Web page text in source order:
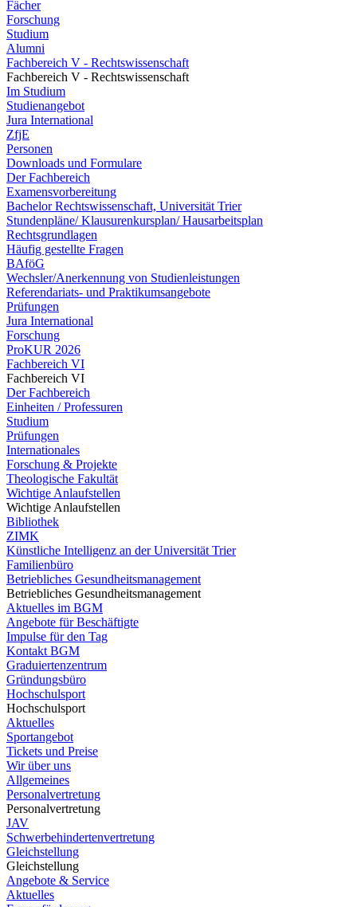
Fächer
Forschung
Studium
Alumni
Fachbereich V - Rechtswissenschaft
Fachbereich V - Rechtswissenschaft
Im Studium
Studienangebot
Jura International
ZfjE
Personen
Downloads und Formulare
Der Fachbereich
Examensvorbereitung
Bachelor Rechtswissenschaft, Universität Trier
Stundenpläne/ Klausurenkursplan/ Hausarbeitsplan
Rechtsgrundlagen
Häufig gestellte Fragen
BAföG
Wechsler/Anerkennung von Studienleistungen
Referendariats- und Praktikumsangebote
Prüfungen
Jura International
Forschung
ProKUR 2026
Fachbereich VI
Fachbereich VI
Der Fachbereich
Einheiten / Professuren
Studium
Prüfungen
Internationales
Forschung & Projekte
Theologische Fakultät
Wichtige Anlaufstellen
Wichtige Anlaufstellen
Bibliothek
ZIMK
Künstliche Intelligenz an der Universität Trier
Familienbüro
Betriebliches Gesundheitsmanagement
Betriebliches Gesundheitsmanagement
Aktuelles im BGM
Angebote für Beschäftigte
Impulse für den Tag
Kontakt BGM
Graduiertenzentrum
Gründungsbüro
Hochschulsport
Hochschulsport
Aktuelles
Sportangebot
Tickets und Preise
Wir über uns
Allgemeines
Personalvertretung
Personalvertretung
JAV
Schwerbehindertenvertretung
Gleichstellung
Gleichstellung
Angebote & Service
Aktuelles